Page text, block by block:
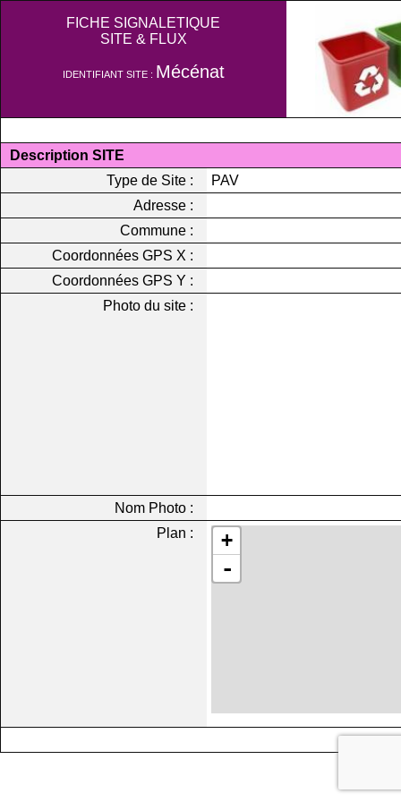
FICHE SIGNALETIQUE
SITE & FLUX
IDENTIFIANT SITE : Mécénat
Description SITE
Type de Site :
PAV
Adresse :
Commune :
Coordonnées GPS X :
Coordonnées GPS Y :
Photo du site :
Nom Photo :
Plan :
+
-